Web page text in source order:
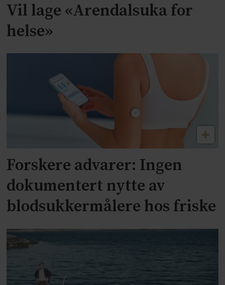
Vil lage «Arendalsuka for
helse»
Forskere advarer: Ingen
dokumentert nytte av
blodsukkermålere hos friske